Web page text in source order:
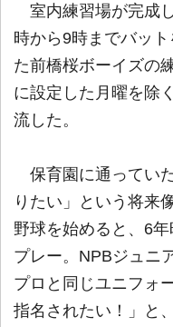
室内練習場が完成
時から9時までバッ
た前橋桜ボーイズの
に設定した月曜を除
流した。
保育園に通ってい
りたい」という将来
野球を始めると、6
プレー。NPBジュニ
プロと同じユニフォ
指名されたい！」と